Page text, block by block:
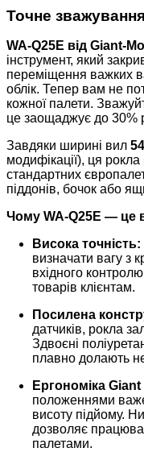
Точне
WA-Q25E від Giant-
інструмент, який
переміщення важких
облік. Тепер вам не
кожної палети.
це заощаджує до 30%
Завдяки ширині вил
модифікації), ця
стандартних
піддонів, бочок або
Чому WA-Q25E — це
Висока точність:
визначати вагу з
вхідного
товарів клієнтам.
Посилена
датчиків, рокла
Здвоєні
плавно долають
Ергономіка
положеннями
висоту підйому.
дозволяє
палетами.